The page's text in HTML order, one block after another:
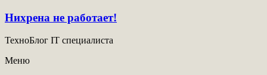
Нихрена не работает!
ТехноБлог IT специалиста
Меню